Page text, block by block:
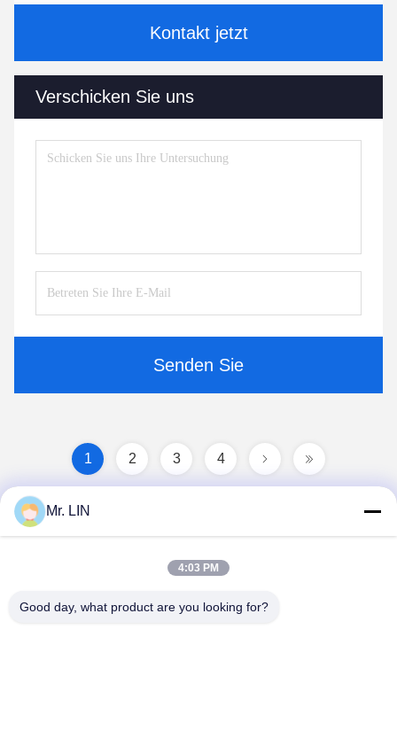
Kontakt jetzt
Verschicken Sie uns
Senden Sie
1 2 3 4
Mr. LIN
4:03 PM
Good day, what product are you looking for?